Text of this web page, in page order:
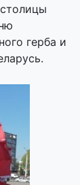
герба и